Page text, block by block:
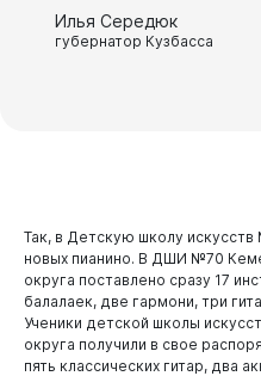
Илья Середюк
губернатор Кузбасса
Так, в Детскую школу
новых пианино. В ДШИ №70
округа поставлено сразу 17
балалаек, две гармони, три
Ученики детской школы
округа получили в свое
пять классических гитар, два